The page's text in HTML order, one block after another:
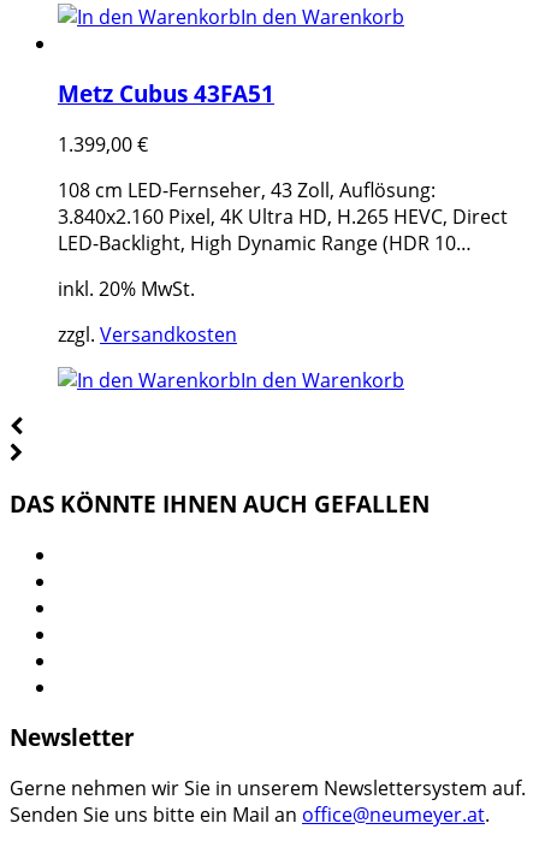
In den Warenkorb
Metz Cubus 43FA51
1.399,00€
108 cm LED-Fernseher, 43 Zoll, Auflösung:
3.840x2.160 Pixel, 4K Ultra HD, H.265 HEVC, Direct
LED-Backlight, High Dynamic Range (HDR 10…
inkl. 20% MwSt.
zzgl. Versandkosten
In den Warenkorb
DAS KÖNNTE IHNEN AUCH GEFALLEN
Newsletter
Gerne nehmen wir Sie in unserem Newslettersystem auf.
Senden Sie uns bitte ein Mail an office@neumeyer.at.